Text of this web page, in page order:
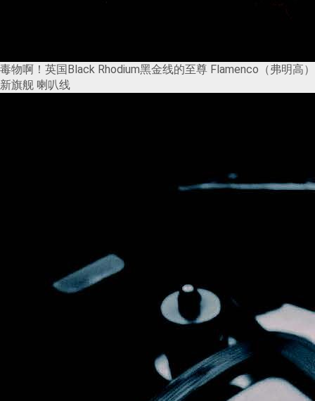
毒物啊！英国Black Rhodium黑金线的至尊 Flamenco（弗明高）
新旗舰 喇叭线